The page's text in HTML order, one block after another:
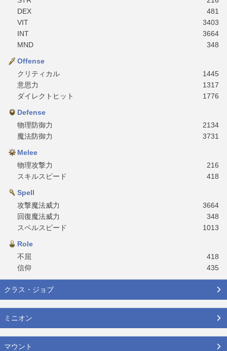
DEX
481
VIT
3403
INT
3664
MND
348
Offense
クリティカル
1445
意思力
1317
ダイレクトヒット
1776
Defense
物理防御力
2134
魔法防御力
3731
Melee
物理攻撃力
216
スキルスピード
418
Spell
攻撃魔法威力
3664
回復魔法威力
348
スペルスピード
1013
Role
不屈
418
信仰
435
クラス・ジョブ
ミニオン
マウント